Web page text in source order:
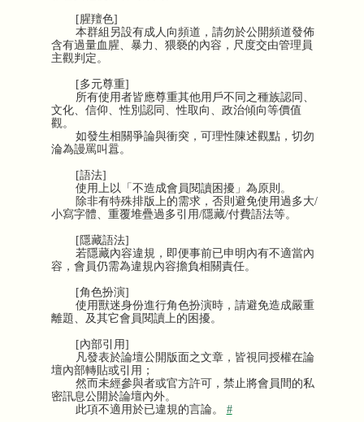
[腥羶色]
本群組另設有成人向頻道，請勿於公開頻道發佈
含有過量血腥、暴力、猥褻的內容，尺度交由管理員
主觀判定。
[多元尊重]
所有使用者皆應尊重其他用戶不同之種族認同、
文化、信仰、性別認同、性取向、政治傾向等價值
觀。
如發生相關爭論與衝突，可理性陳述觀點，切勿
淪為謾罵叫囂。
[語法]
使用上以「不造成會員閱讀困擾」為原則。
除非有特殊排版上的需求，否則避免使用過多大/
小寫字體、重覆堆疊過多引用/隱藏/付費語法等。
[隱藏語法]
若隱藏內容違規，即便事前已申明內有不適當內
容，會員仍需為違規內容擔負相關責任。
[角色扮演]
使用獸迷身份進行角色扮演時，請避免造成嚴重
離題、及其它會員閱讀上的困擾。
[內部引用]
凡發表於論壇公開版面之文章，皆視同授權在論
壇內部轉貼或引用；
然而未經參與者或官方許可，禁止將會員間的私
密訊息公開於論壇內外。
此項不適用於已違規的言論。 #